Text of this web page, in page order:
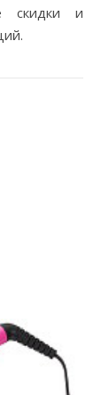
скидки и